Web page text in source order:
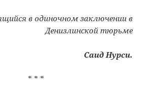
в одиночном заключении в
Денизлинской тюрьме
Саид Нурси.
* * *